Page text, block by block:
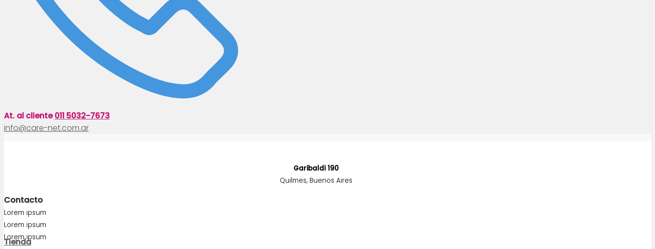
At. al cliente011 5032-7673
info@care-net.com.ar
Garibaldi 190
Quilmes, Buenos Aires
Contacto
Lorem ipsum
Lorem ipsum
Lorem ipsum
Tienda